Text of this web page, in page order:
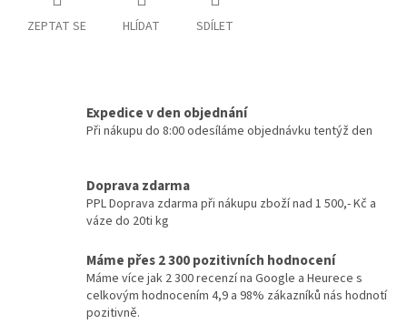
ZEPTAT SE HLÍDAT SDÍLET
Expedice v den objednání
Při nákupu do 8:00 odesíláme objednávku tentýž den
Doprava zdarma
PPL Doprava zdarma při nákupu zboží nad 1 500,- Kč a
váze do 20ti kg
Máme přes 2 300 pozitivních hodnocení
Máme více jak 2 300 recenzí na Google a Heurece s
celkovým hodnocením 4,9 a 98% zákazníků nás hodnotí
pozitivně.